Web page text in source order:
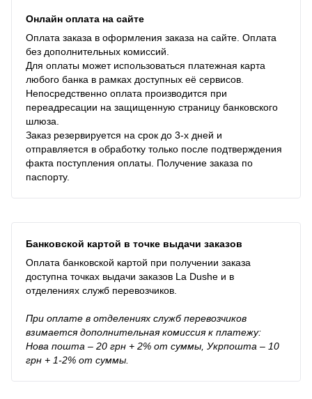
Онлайн оплата на сайте
Оплата заказа в оформления заказа на сайте. Оплата
без дополнительных комиссий.
Для оплаты может использоваться платежная карта
любого банка в рамках доступных её сервисов.
Непосредственно оплата производится при
переадресации на защищенную страницу банковского
шлюза.
Заказ резервируется на срок до 3-х дней и
отправляется в обработку только после подтверждения
факта поступления оплаты. Получение заказа по
паспорту.
Банковской картой в точке выдачи заказов
Оплата банковской картой при получении заказа
доступна точках выдачи заказов La Dushe и в
отделениях служб перевозчиков.
При оплате в отделениях служб перевозчиков
взимается дополнительная комиссия к платежу:
Нова пошта – 20 грн + 2% от суммы, Укрпошта – 10
грн + 1-2% от суммы.